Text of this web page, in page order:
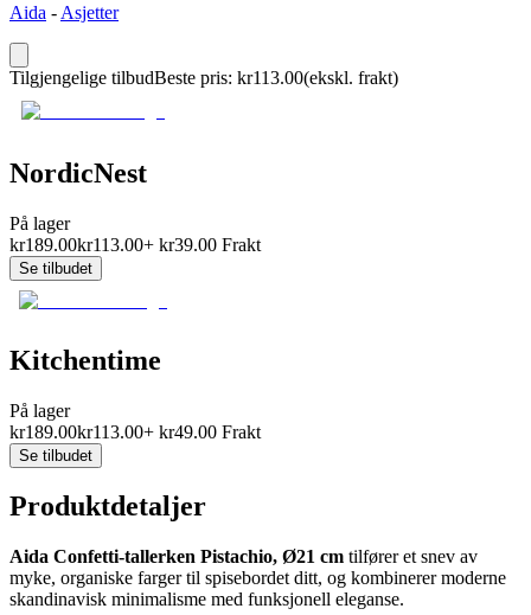
Aida - Asjetter
Tilgjengelige tilbudBeste pris: kr113.00(ekskl. frakt)
NordicNest
På lager
kr189.00kr113.00+ kr39.00 Frakt
Se tilbudet
Kitchentime
På lager
kr189.00kr113.00+ kr49.00 Frakt
Se tilbudet
Produktdetaljer
Aida Confetti-tallerken Pistachio, Ø21 cm tilfører et snev av
myke, organiske farger til spisebordet ditt, og kombinerer moderne
skandinavisk minimalisme med funksjonell eleganse.